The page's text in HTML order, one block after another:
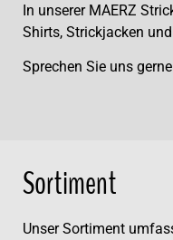
In unserer MAERZ
Shirts, Strickjacken
Sprechen Sie uns
Sortiment
Unser Sortiment